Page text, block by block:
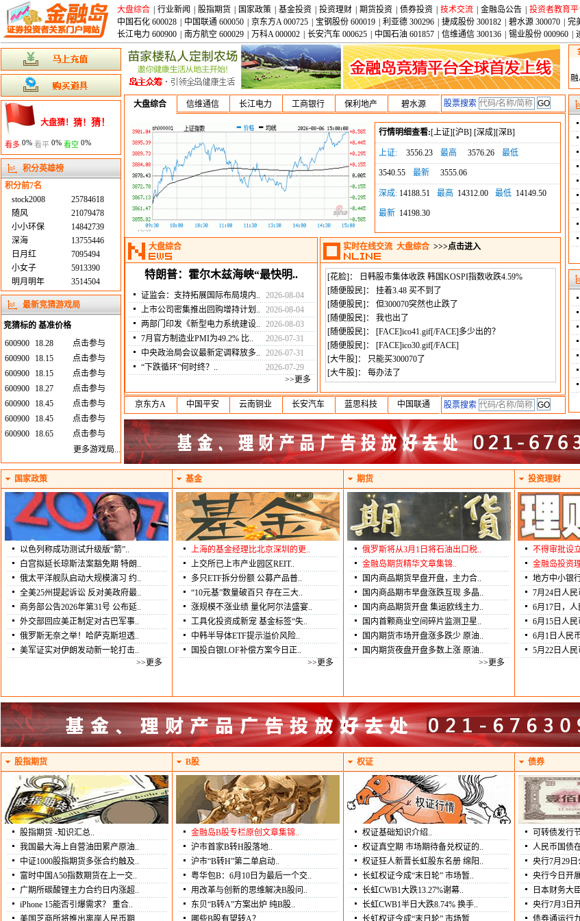
大盘综合 行业新闻 股指期货 国家政策 基金投资 投资理财 期货投资 债券投资 技术交流 金融岛公告 投资者教育平
中国石化 600028
中国联通 600050 京东方A 000725 宝钢股份 600019 利亚德 300296 捷成股份 300182 碧水源 300070
完
长江电力 600900
南方航空 600029 万科A 000002 长安汽车 000625 中国石油 601857 信维通信 300136 锡业股份 000960
看多 0% 看平 0% 看空 0%
大盘猜！ 猜！ 猜！
积分英雄榜
积分前7名
stock2008
25784618
随风
21079478
小小环保
14842739
深海
13755446
日月红
7095494
小女子
5913390
明月明年
3514504
最新竞猜游戏局
竞猜标的 基准价格
600900
18.28
点击参与
600900
18.15
点击参与
600900
18.15
点击参与
600900
18.27
点击参与
600900
18.45
点击参与
600900
18.45
点击参与
600900
18.65
点击参与
更多游戏局...
融
大盘综合 信维通信 长江电力 工商银行 保利地产 碧水源 股票搜索
行情明细查看:[上证][沪B] [深成][深B]
上证: 3556.23 最高 3576.26 最低
3540.55 最新 3555.06
深成: 14188.51 最高 14312.00 最低 14149.50
最新 14198.30
大盘综合
特朗普：霍尔木兹海峡“最快明..
证监会：支持拓展国际布局境内..
2026-08-04
上市公司密集推出回购增持计划..
2026-08-04
两部门印发《新型电力系统建设..
2026-08-03
7月官方制造业PMI为49.2% 比..
2026-07-31
中央政治局会议最新定调释放多..
2026-07-31
“下跌循环”何时终？..
2026-07-29
>>更多
实时在线交流 大盘综合>>>点击进入
[花脸]： 日韩股市集体收跌 韩国KOSPI指数收跌4.59%
[随便股民]： 挂着3.48 买不到了
[随便股民]： 但300070突然也止跌了
[随便股民]： 我也出了
[随便股民]： [FACE]ico41.gif[/FACE]多少出的？
[随便股民]： [FACE]ico30.gif[/FACE]
[大牛股]： 只能买300070了
[大牛股]： 每办法了
[大牛股]： 很好
[大牛股]： 地产先拉
[大牛股]： [FACE]ico10.gif[/FACE]600048 拉了
[大牛股]： 一直守住了
[大牛股]： 第二笔好像不好买了
[大牛股]： NND
[大牛股]： 昨天等的3.48 还是到了
[大牛股]： 分批接
[大牛股]： 我3.48 接了一点
[大牛股]： 3.4 有点难度吧
[大牛股]： [FACE]ico41.gif[/FACE]
[乐土]： 下次等3.40
[乐土]： 妈的，还是出手早了，3.50接了点
[大牛股]： 没有接全部
[大牛股]： 我也回接了一些
[随便股民]： 买一笔
[随便股民]： 每跌一点
[随便股民]： 接下来
[随便股民]： 我买了第一笔了
[随便股民]： 你们扫货了嘛？
京东方A 中国平安 云南铜业 长安汽车 蓝思科技 中国联通 股票搜索
国家政策 基金 期货 投资理财
以色列称成功测试升级版“箭”..
白宫拟延长琼斯法案豁免期 特朗..
俄太平洋舰队启动大规模演习 约..
全美25州提起诉讼 反对美政府最..
商务部公告2026年第31号 公布延..
外交部回应美正制定对古巴军事..
俄罗斯无奈之举！哈萨克斯坦透..
美军证实对伊朗发动新一轮打击..
>>更多
上海的基金经理比北京深圳的更..
上交所已上市产业园区REIT..
多只ETF拆分份额 公募产品普..
“10元基”数量破百只 存在三大..
涨规模不涨业绩 量化阿尔法盛宴..
工具化投资成新宠 基金标签“失..
中韩半导体ETF提示溢价风险..
国投白银LOF补偿方案今日正..
>>更多
俄罗斯将从3月1日将石油出口税..
金融岛期货精华文章集锦..
国内商品期货早盘开盘，主力合..
国内商品期市早盘涨跌互现 多晶..
国内商品期货开盘 集运欧线主力..
国内首颗商业空间碎片监测卫星..
国内期货市场开盘涨多跌少 原油..
国内期货夜盘开盘多数上涨 原油..
>>更多
不得审批设
金融岛投资
地方中小银
7月24日人
6月17日，
6月15日人
6月1日人民
5月22日人
股指期货 B股 权证 债券
股指期货 -知识汇总..
我国最大海上自营油田累产原油..
中证1000股指期货多张合约触及..
富时中国A50指数期货在上一交..
广期所碳酸锂主力合约日内涨超..
iPhone 15能否引爆需求？ 重合..
美国芝商所将推出离岸人民币期..
金融岛B股专栏原创文章集锦..
沪市首家B转H股落地..
沪市“B转H”第二单启动..
粤华包B：6月10日为最后一个交..
用改革与创新的思维解决B股问..
东贝“B转A”方案出炉 纯B股..
哪些B股有望转A？..
权证基础知识介绍..
权证真空期 市场期待备兑权证的..
权证狂人新晋长虹股东名册 绵阳..
长虹权证今成“末日轮” 市场暂..
长虹CWB1大跌13.27%谢幕..
长虹CWB1半日大跌8.74% 换手..
长虹权证今成“末日轮” 市场暂..
可转债发行
人民币国债
央行7月29
央行今日开
日本财务大
央行7月3日
债券通运行